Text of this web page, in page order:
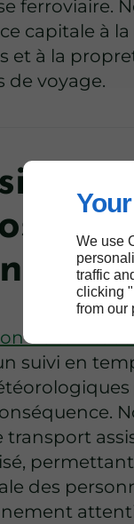
We use
traffic
clicking
from our
ferroviaire.
capitale à
et à la
de voyage.
à
de taxi
suivi en
transport
des